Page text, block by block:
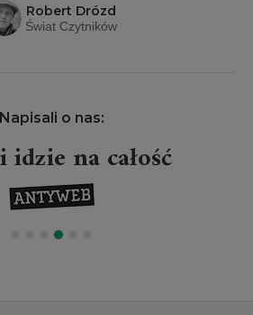
Robert Drózd
Świat Czytników
Napisali o nas:
na całość